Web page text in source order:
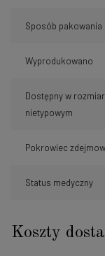
Sposób pakowania
Wyprodukowano
Dostępny w
nietypowym
Pokrowiec
Status medyczny
Koszty
Cena nie zawiera